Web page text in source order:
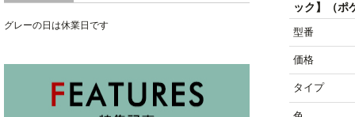
ック】（ポ
型番
価格
タイプ
ード 跳ね上げ式 大容量 収納 ベッド
グレーの日は休業日です